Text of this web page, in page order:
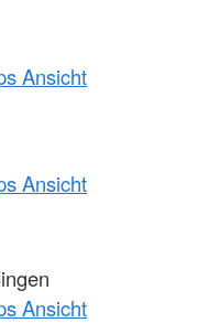
Ansicht
Ansicht
Ansicht